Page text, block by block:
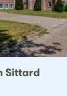
Sittard